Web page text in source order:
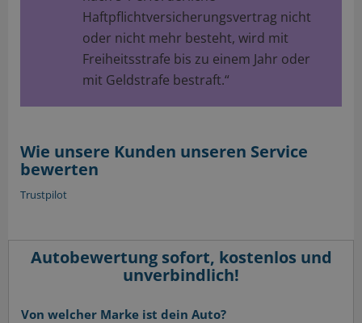
Haftpflichtversicherungsvertrag nicht
oder nicht mehr besteht, wird mit
Freiheitsstrafe bis zu einem Jahr oder
mit Geldstrafe bestraft.“
Wie unsere Kunden unseren Service
bewerten
Trustpilot
Autobewertung sofort, kostenlos und
unverbindlich!
Von welcher Marke ist dein Auto?